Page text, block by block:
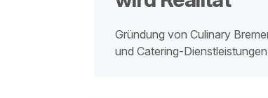
Gründung von Culinary
und Catering-